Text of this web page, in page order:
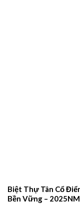
Biệt Thự Tân Cổ
Bền Vững –